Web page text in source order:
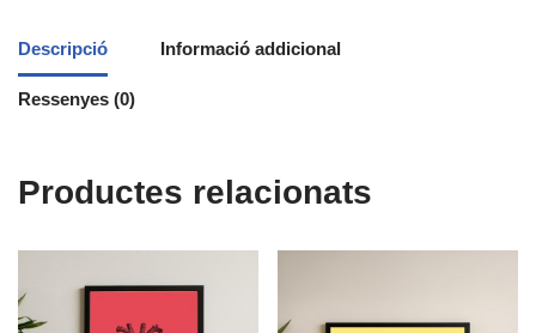
Descripció Informació addicional
Ressenyes (0)
Productes relacionats